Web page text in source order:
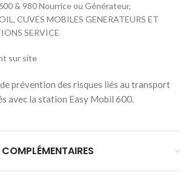
& 980 Nourrice ou Générateur,
CUVES MOBILES GENERATEURS ET
SERVICE
sur site
prévention des risques liés au transport
avec la station Easy Mobil 600.